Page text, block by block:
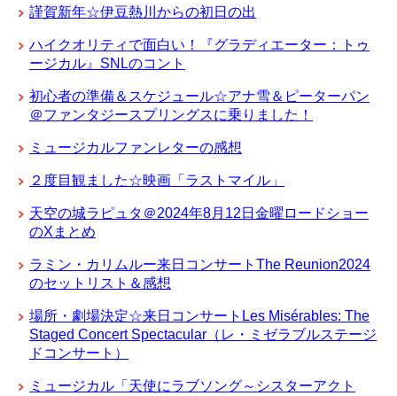
謹賀新年☆伊豆熱川からの初日の出
ハイクオリティで面白い！『グラディエーター：トゥ
ージカル』SNLのコント
初心者の準備＆スケジュール☆アナ雪＆ピーターパン
＠ファンタジースプリングスに乗りました！
ミュージカルファンレターの感想
２度目観ました☆映画「ラストマイル」
天空の城ラピュタ＠2024年8月12日金曜ロードショー
のXまとめ
ラミン・カリムルー来日コンサートThe Reunion2024
のセットリスト＆感想
場所・劇場決定☆来日コンサートLes Misérables: The
Staged Concert Spectacular（レ・ミゼラブルステージ
ドコンサート）
ミュージカル「天使にラブソング～シスターアクト